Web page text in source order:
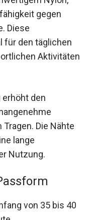
gegen
Diese
für den täglichen
Aktivitäten
den
Die Nähte
lange
Nutzung.
von 35 bis 40